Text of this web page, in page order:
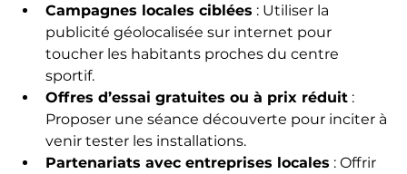
Campagnes locales ciblées : Utiliser la
publicité géolocalisée sur internet pour
toucher les habitants proches du centre
sportif.
Offres d’essai gratuites ou à prix réduit :
Proposer une séance découverte pour inciter à
venir tester les installations.
Partenariats avec entreprises locales : Offrir